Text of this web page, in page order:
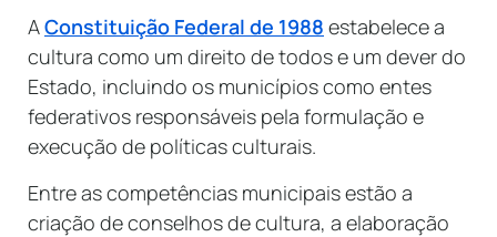
AConstituição Federal de 1988 estabelece a
cultura como um direito de todos e um dever do
Estado, incluindo os municípios como entes
federativos responsáveis pela formulação e
execução de políticas culturais.
Entre as competências municipais estão a
criação de conselhos de cultura, a elaboração